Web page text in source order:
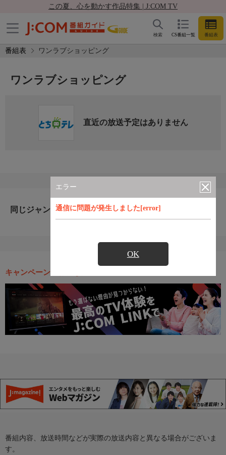
この夏、心を動かす作品特集 | J:COM TV
CS番組一覧 番組表
検索
番組表 ワンラブショッピング
エラー
通信に問題が発生しました[error]
OK
ワンラブショッピング
直近の放送予定はありません
同じジャンルのおすすめ番組
キャンペーン・お得な情報
番組内容、放送時間などが実際の放送内容と異なる場合がございま
す。